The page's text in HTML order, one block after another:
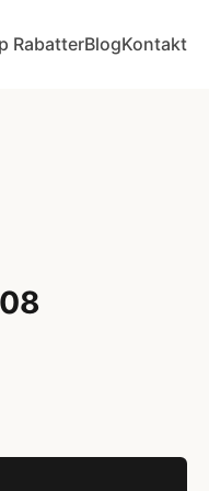
RabatterBlogKontakt